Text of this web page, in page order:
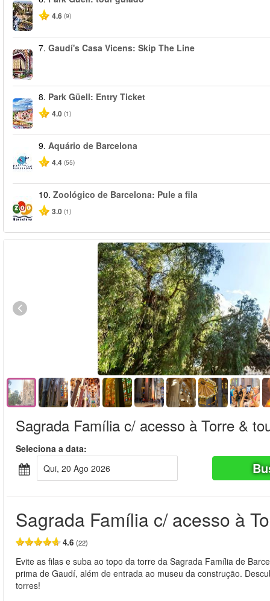
4.6 (9)
7. Gaudí's Casa Vicens: Skip The Line
8. Park Güell: Entry Ticket
4.0 (1)
9. Aquário de Barcelona
4.4 (55)
10. Zoológico de Barcelona: Pule a fila
3.0 (1)
Sagrada Família c/ acesso à Torre &
Seleciona a data:
Qui, 20 Ago 2026
Sagrada Família c/ acesso à
4.6 (22)
Evite as filas e suba ao topo da torre da Sagrada Família de
prima de Gaudí, além de entrada ao museu da construção.
torres!